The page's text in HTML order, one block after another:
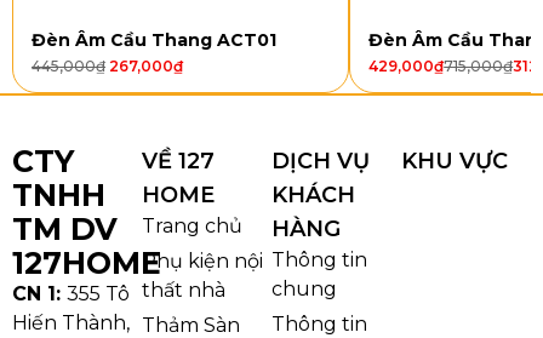
nên hiện đại và tiện dụng hơn so với các mẫu đèn
tường thông thường.
Đèn Âm Cầu Thang ACT01
445,000₫ 267,000₫
Đèn Âm Cầu
715,000₫
429,000₫
CTY
TNHH
TM DV
127HOME
CN 1: 355 Tô
Hiến Thành,
VỀ 127
HOME
Trang chủ
Phụ kiện nội
thất nhà
Thảm Sàn
DỊCH VỤ
KHÁCH
HÀNG
Thông tin
chung
Thông tin
KHU VỰC